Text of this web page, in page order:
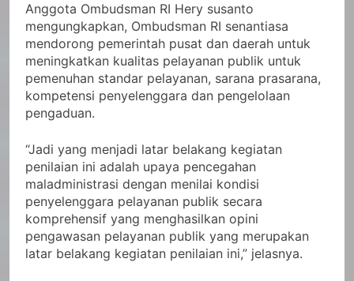
Anggota Ombudsman RI Hery susanto
mengungkapkan, Ombudsman RI senantiasa
mendorong pemerintah pusat dan daerah untuk
meningkatkan kualitas pelayanan publik untuk
pemenuhan standar pelayanan, sarana prasarana,
kompetensi penyelenggara dan pengelolaan
pengaduan.
“Jadi yang menjadi latar belakang kegiatan
penilaian ini adalah upaya pencegahan
maladministrasi dengan menilai kondisi
penyelenggara pelayanan publik secara
komprehensif yang menghasilkan opini
pengawasan pelayanan publik yang merupakan
latar belakang kegiatan penilaian ini,” jelasnya.